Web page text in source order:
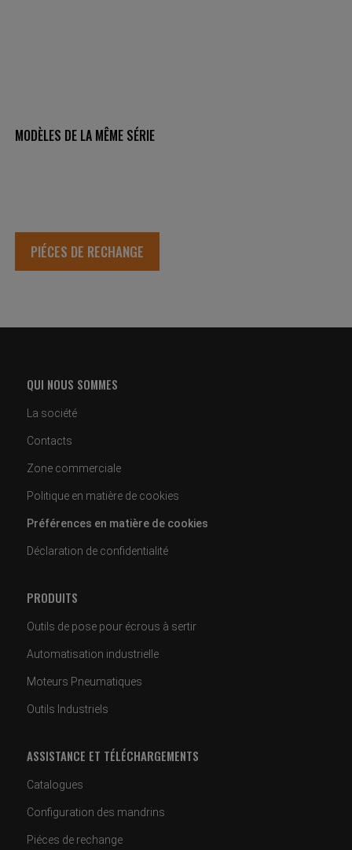
MODÈLES DE LA MÊME SÉRIE
PIÉCES DE RECHANGE
QUI NOUS SOMMES
La société
Contacts
Zone commerciale
Politique en matière de cookies
Préférences en matière de cookies
Déclaration de confidentialité
PRODUITS
Outils de pose pour écrous à sertir
Automatisation industrielle
Moteurs Pneumatiques
Outils Industriels
ASSISTANCE ET TÉLÉCHARGEMENTS
Catalogues
Configuration des mandrins
Piéces de rechange